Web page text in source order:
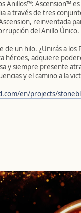
Anillos™: Ascension™
a través de tres
reinventada
del Anillo Único.
de un hilo. ¿Unirás a
héroes, adquiere
y siempre presente
y el camino a la
en/projects/